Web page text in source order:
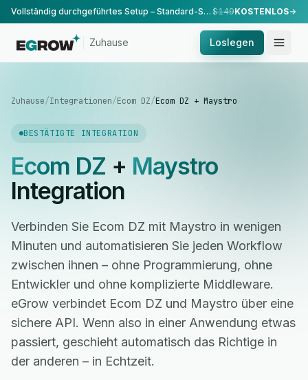
Vollständig durchgeführtes Setup – Standard-Setup, durchgeführt von unserem Team. $149KOSTENLOS
Zuhause Loslegen
Zuhause/Integrationen/Ecom DZ/Ecom DZ + Maystro
BESTÄTIGTE INTEGRATION
Ecom DZ + Maystro
Integration
Verbinden Sie Ecom DZ mit Maystro in wenigen
Minuten und automatisieren Sie jeden Workflow
zwischen ihnen – ohne Programmierung, ohne
Entwickler und ohne komplizierte Middleware.
eGrow verbindet Ecom DZ und Maystro über eine
sichere API. Wenn also in einer Anwendung etwas
passiert, geschieht automatisch das Richtige in
der anderen – in Echtzeit.